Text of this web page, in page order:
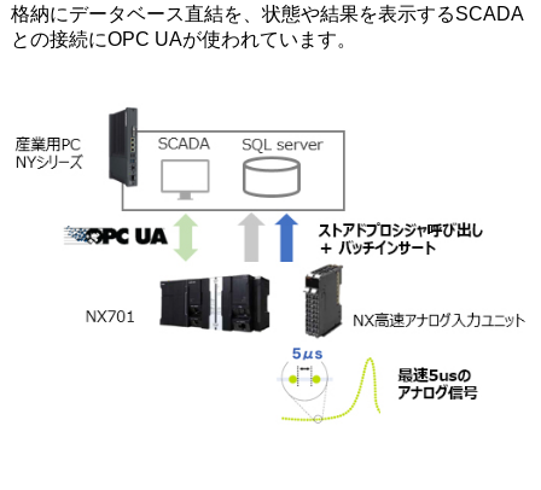
格納にデータベース直結を、状態や結果を表示するSCADA
との接続にOPC UAが使われています。